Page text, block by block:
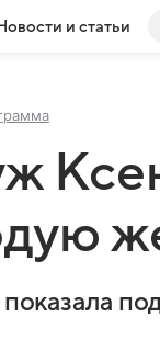
Новости и статьи